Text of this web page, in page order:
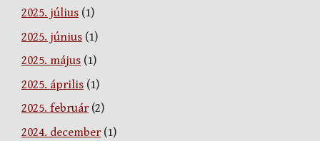
2025. július (1)
2025. június (1)
2025. május (1)
2025. április (1)
2025. február(2)
2024. december(1)